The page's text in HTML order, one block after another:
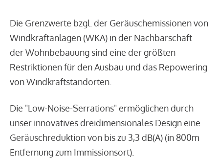
Die Grenzwerte bzgl. der Geräuschemissionen von
Windkraftanlagen (WKA) in der Nachbarschaft
der Wohnbebauung sind eine der größten
Restriktionen für den Ausbau und das Repowering
von Windkraftstandorten.
Die "Low-Noise-Serrations" ermöglichen durch
unser innovatives dreidimensionales Design eine
Geräuschreduktion von bis zu 3,3 dB(A) (in 800m
Entfernung zum Immissionsort).